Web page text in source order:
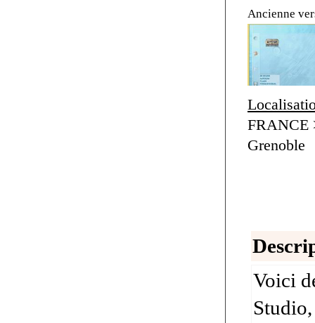
Ancienne
FRANCE
Grenoble
Voici